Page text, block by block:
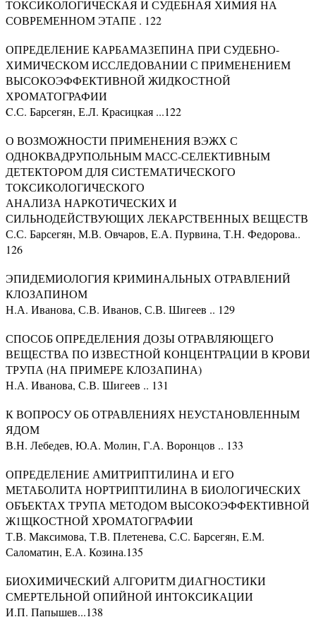
ТОКСИКОЛОГИЧЕСКАЯ И СУДЕБНАЯ ХИМИЯ НА
СОВРЕМЕННОМ ЭТАПЕ . 122
ОПРЕДЕЛЕНИЕ КАРБАМАЗЕПИНА ПРИ СУДЕБНО-
ХИМИЧЕСКОМ ИССЛЕДОВАНИИ С ПРИМЕНЕНИЕМ
ВЫСОКОЭФФЕКТИВНОЙ ЖИДКОСТНОЙ
ХРОМАТОГРАФИИ
C.С. Барсегян, Е.Л. Красицкая ...122
О ВОЗМОЖНОСТИ ПРИМЕНЕНИЯ ВЭЖХ С
ОДНОКВАДРУПОЛЬНЫМ МАСС-СЕЛЕКТИВНЫМ
ДЕТЕКТОРОМ ДЛЯ СИСТЕМАТИЧЕСКОГО
ТОКСИКОЛОГИЧЕСКОГО
АНАЛИЗА НАРКОТИЧЕСКИХ И
СИЛЬНОДЕЙСТВУЮЩИХ ЛЕКАРСТВЕННЫХ ВЕЩЕСТВ
С.С. Барсегян, М.В. Овчаров, Е.А. Пурвина, Т.Н. Федорова..
126
ЭПИДЕМИОЛОГИЯ КРИМИНАЛЬНЫХ ОТРАВЛЕНИЙ
КЛОЗАПИНОМ
Н.А. Иванова, С.В. Иванов, С.В. Шигеев .. 129
СПОСОБ ОПРЕДЕЛЕНИЯ ДОЗЫ ОТРАВЛЯЮЩЕГО
ВЕЩЕСТВА ПО ИЗВЕСТНОЙ КОНЦЕНТРАЦИИ В КРОВИ
ТРУПА (НА ПРИМЕРЕ КЛОЗАПИНА)
Н.А. Иванова, С.В. Шигеев .. 131
К ВОПРОСУ ОБ ОТРАВЛЕНИЯХ НЕУСТАНОВЛЕННЫМ
ЯДОМ
В.Н. Лебедев, Ю.А. Молин, Г.А. Воронцов .. 133
ОПРЕДЕЛЕНИЕ АМИТРИПТИЛИНА И ЕГО
МЕТАБОЛИТА НОРТРИПТИЛИНА В БИОЛОГИЧЕСКИХ
ОБЪЕКТАХ ТРУПА МЕТОДОМ ВЫСОКОЭФФЕКТИВНОЙ
Ж1ЩКОСТНОЙ ХРОМАТОГРАФИИ
Т.В. Максимова, Т.В. Плетенева, С.С. Барсегян, Е.М.
Саломатин, Е.А. Козина.135
БИОХИМИЧЕСКИЙ АЛГОРИТМ ДИАГНОСТИКИ
СМЕРТЕЛЬНОЙ ОПИЙНОЙ ИНТОКСИКАЦИИ
И.П. Папышев...138